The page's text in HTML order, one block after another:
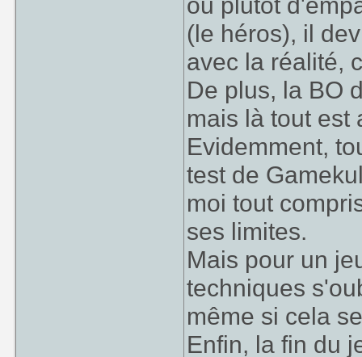
(le héros), il
avec la réalité,
De plus, la BO
mais là tout est
Evidemment,
test de
moi tout
ses limites.
Mais pour un
techniques
même si cela
Enfin, la fin du